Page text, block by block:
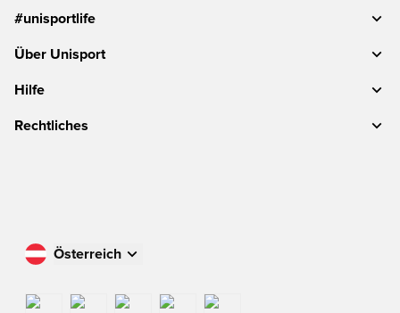
#unisportlife
Über Unisport
Hilfe
Rechtliches
Österreich